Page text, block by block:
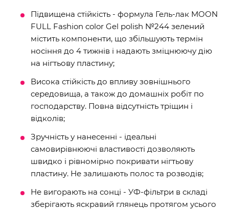
Підвищена стійкість - формула Гель-лак MOON
FULL Fashion color Gel polish №244 зелений
містить компоненти, що збільшують термін
носіння до 4 тижнів і надають зміцнюючу дію
на нігтьову пластину;
Висока стійкість до впливу зовнішнього
середовища, а також до домашніх робіт по
господарству. Повна відсутність тріщин і
відколів;
Зручність у нанесенні - ідеальні
самовирівнюючі властивості дозволяють
швидко і рівномірно покривати нігтьову
пластину. Не залишають полос та розводів;
Не вигорають на сонці - УФ-фільтри в складі
зберігають яскравий глянець протягом усього